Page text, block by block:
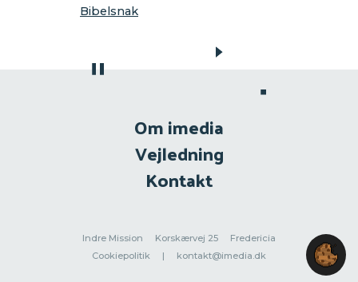
Bibelsnak
Om imedia
Vejledning
Kontakt
Indre Mission Korskærvej 25
Fredericia
Cookiepolitik
| kontakt@imedia.dk